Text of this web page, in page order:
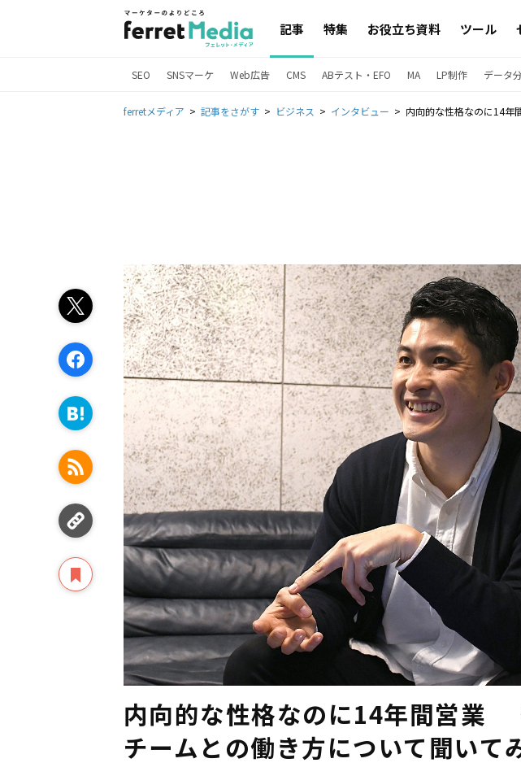
記事 特集 お役立ち資料 ツール
SEO SNSマーケ Web広告 CMS ABテスト・EFO MA LP制作 データ
ferretメディア 記事をさがす ビジネス インタビュー 内向的な性格なのに14
内向的な性格なのに14年間営業
チームとの働き方について聞いて